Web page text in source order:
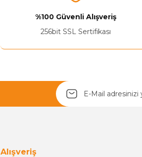
%100 Güvenli Alışveriş
256bit SSL Sertifikası
Alışveriş